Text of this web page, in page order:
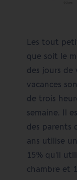
Les tout
que soit le
des jours de
vacances
de trois
semaine. Il
des parents
ans utilise
15% qu’il
chambre et